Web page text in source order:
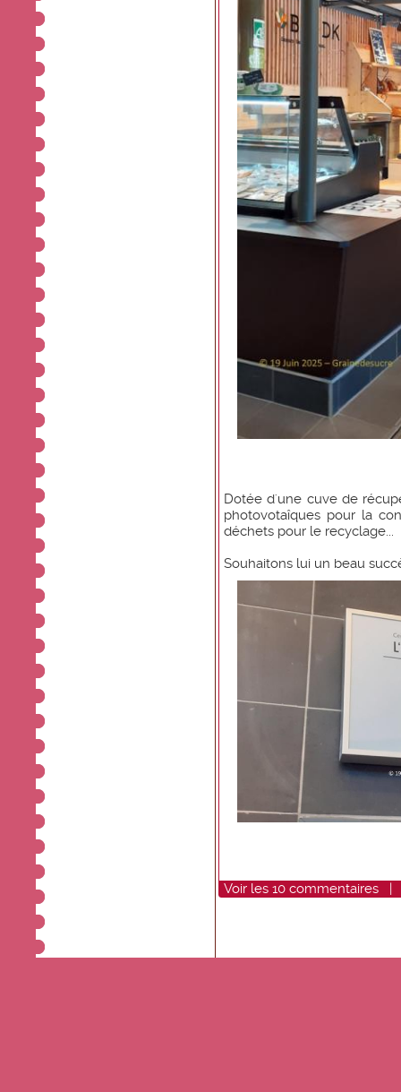
Dotée d'une cuve de
photovotaîques pour la
déchets pour le recyclage...
Souhaitons lui un beau
Voir les 10 commentaires